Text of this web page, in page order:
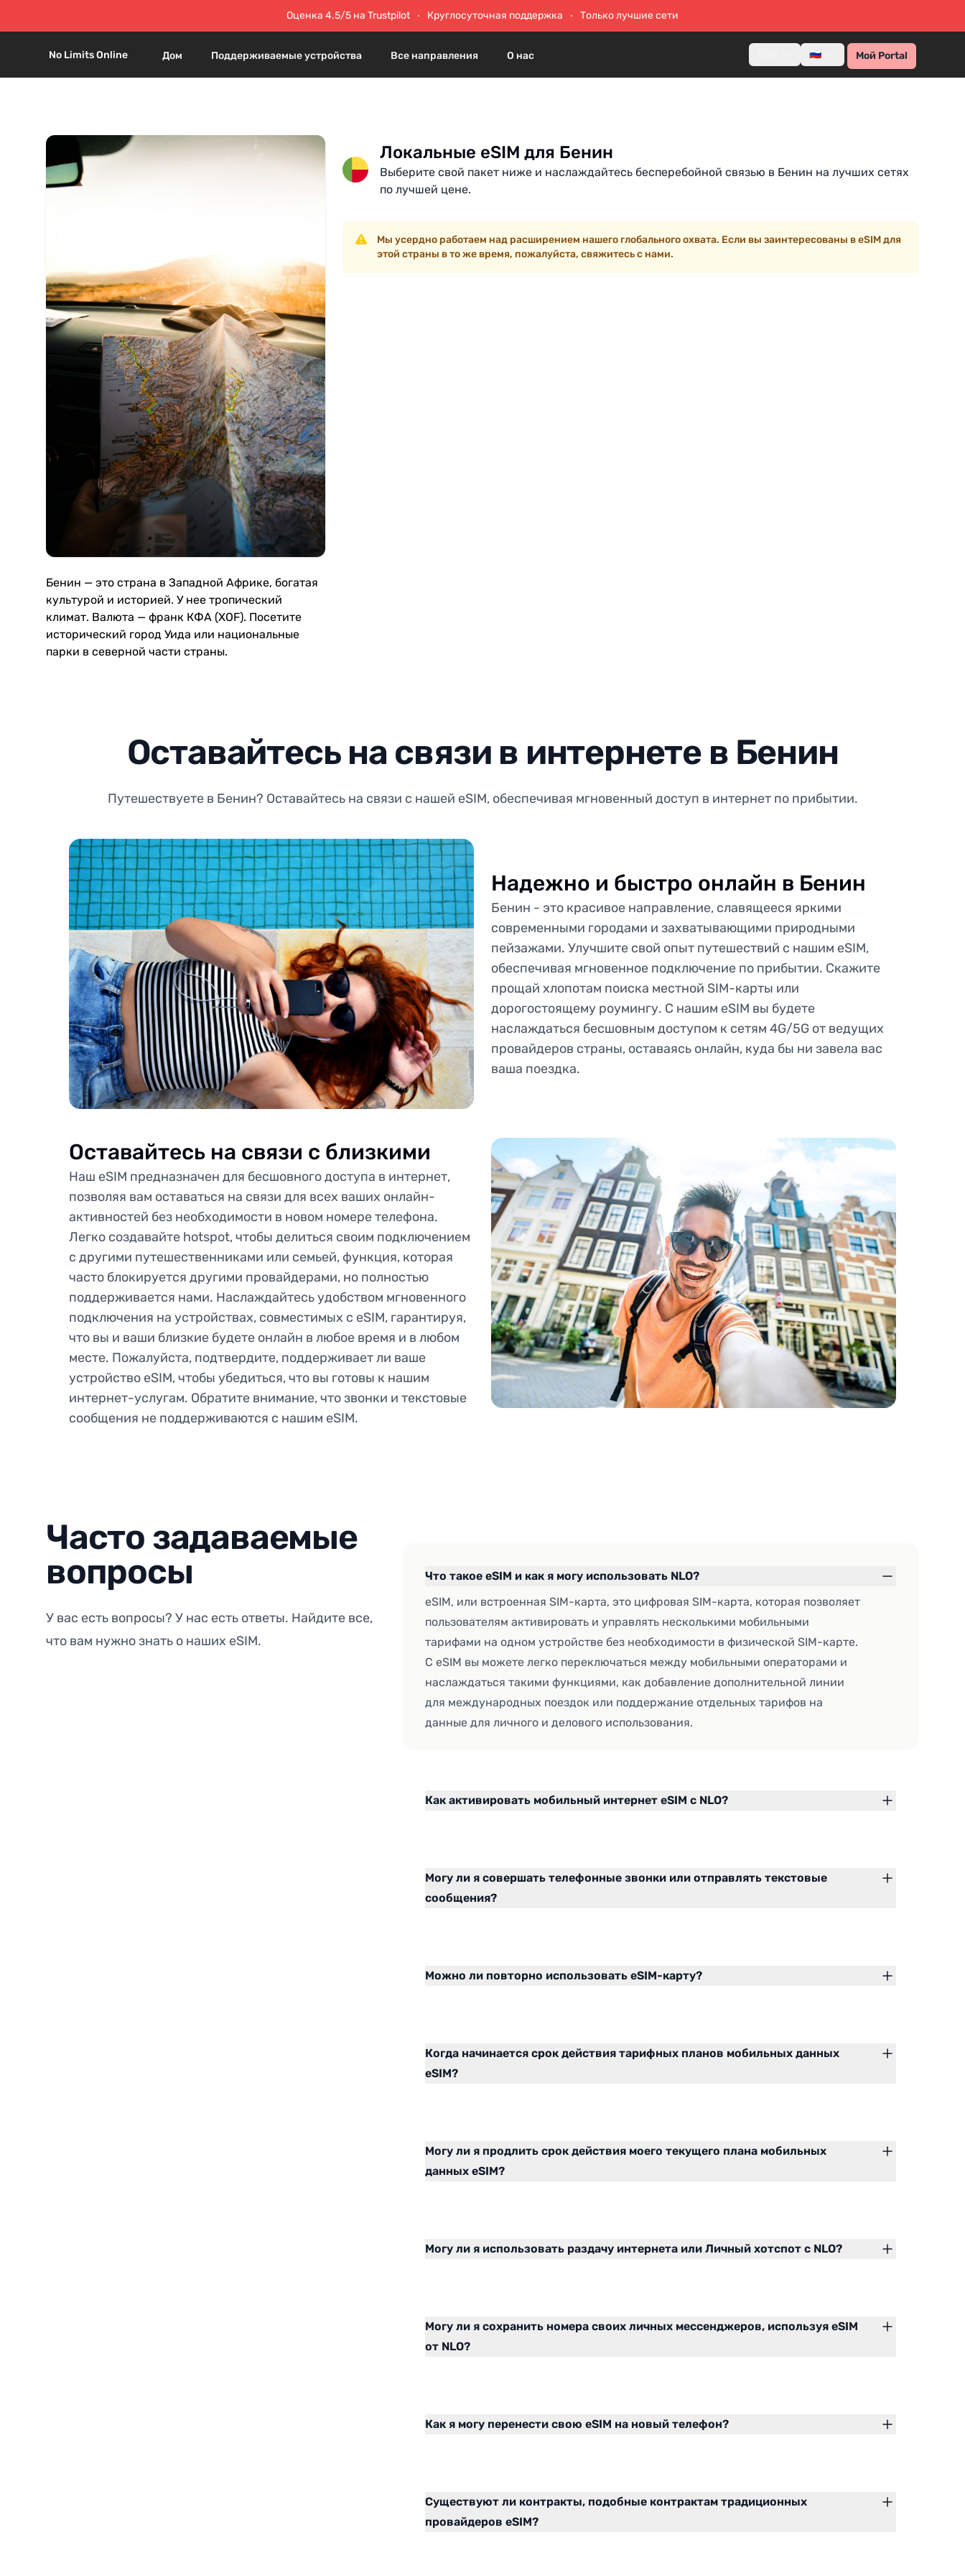
Оценка 4.5/5 на Trustpilot Круглосуточная поддержка Только лучшие сети
No Limits Online Дом Поддерживаемые устройства Все направления О нас 🇷🇺 Мой Portal
Бенин — это страна в Западной Африке, богатая
культурой и историей. У нее тропический
климат. Валюта — франк КФА (XOF). Посетите
исторический город Уида или национальные
парки в северной части страны.
Локальные eSIM для Бенин
Выберите свой пакет ниже и наслаждайтесь бесперебойной связью в Бенин на лучших сетях
по лучшей цене.
Мы усердно работаем над расширением нашего глобального охвата. Если вы заинтересованы в eSIM для
этой страны в то же время, пожалуйста, свяжитесь с нами.
Оставайтесь на связи в интернете в Бенин
Путешествуете в Бенин? Оставайтесь на связи с нашей eSIM, обеспечивая мгновенный доступ в интернет по прибытии.
Надежно и быстро онлайн в Бенин
Бенин - это красивое направление, славящееся яркими
современными городами и захватывающими природными
пейзажами. Улучшите свой опыт путешествий с нашим eSIM,
обеспечивая мгновенное подключение по прибытии. Скажите
прощай хлопотам поиска местной SIM-карты или
дорогостоящему роумингу. С нашим eSIM вы будете
наслаждаться бесшовным доступом к сетям 4G/5G от ведущих
провайдеров страны, оставаясь онлайн, куда бы ни завела вас
ваша поездка.
Оставайтесь на связи с близкими
Наш eSIM предназначен для бесшовного доступа в интернет,
позволяя вам оставаться на связи для всех ваших онлайн-
активностей без необходимости в новом номере телефона.
Легко создавайте hotspot, чтобы делиться своим подключением
с другими путешественниками или семьей, функция, которая
часто блокируется другими провайдерами, но полностью
поддерживается нами. Наслаждайтесь удобством мгновенного
подключения на устройствах, совместимых с eSIM, гарантируя,
что вы и ваши близкие будете онлайн в любое время и в любом
месте. Пожалуйста, подтвердите, поддерживает ли ваше
устройство eSIM, чтобы убедиться, что вы готовы к нашим
интернет-услугам. Обратите внимание, что звонки и текстовые
сообщения не поддерживаются с нашим eSIM.
Часто задаваемые
вопросы
У вас есть вопросы? У нас есть ответы. Найдите все,
что вам нужно знать о наших eSIM.
Что такое eSIM и как я могу использовать NLO?
eSIM, или встроенная SIM-карта, это цифровая SIM-карта, которая позволяет
пользователям активировать и управлять несколькими мобильными
тарифами на одном устройстве без необходимости в физической SIM-карте.
С eSIM вы можете легко переключаться между мобильными операторами и
наслаждаться такими функциями, как добавление дополнительной линии
для международных поездок или поддержание отдельных тарифов на
данные для личного и делового использования.
Как активировать мобильный интернет eSIM с NLO?
Могу ли я совершать телефонные звонки или отправлять текстовые
сообщения?
Можно ли повторно использовать eSIM-карту?
Когда начинается срок действия тарифных планов мобильных данных
eSIM?
Могу ли я продлить срок действия моего текущего плана мобильных
данных eSIM?
Могу ли я использовать раздачу интернета или Личный хотспот с NLO?
Могу ли я сохранить номера своих личных мессенджеров, используя eSIM
от NLO?
Как я могу перенести свою eSIM на новый телефон?
Существуют ли контракты, подобные контрактам традиционных
провайдеров eSIM?